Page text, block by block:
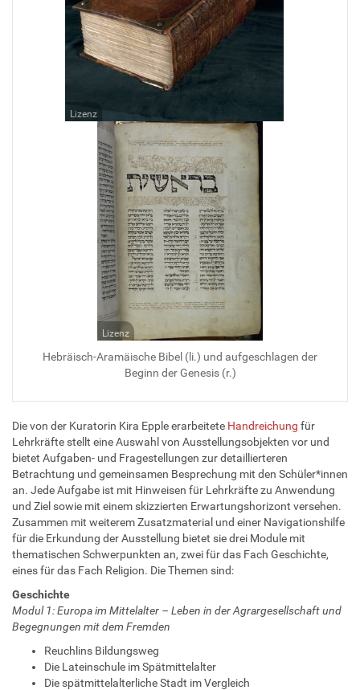
Lizenz
Lizenz
Hebräisch-Aramäische Bibel (li.) und aufgeschlagen der
Beginn der Genesis (r.)
Die von der Kuratorin Kira Epple erarbeitete Handreichung für
Lehrkräfte stellt eine Auswahl von Ausstellungsobjekten vor und
bietet Aufgaben- und Fragestellungen zur detaillierteren
Betrachtung und gemeinsamen Besprechung mit den Schüler*innen
an. Jede Aufgabe ist mit Hinweisen für Lehrkräfte zu Anwendung
und Ziel sowie mit einem skizzierten Erwartungshorizont versehen.
Zusammen mit weiterem Zusatzmaterial und einer Navigationshilfe
für die Erkundung der Ausstellung bietet sie drei Module mit
thematischen Schwerpunkten an, zwei für das Fach Geschichte,
eines für das Fach Religion. Die Themen sind:
Geschichte
Modul 1: Europa im Mittelalter – Leben in der Agrargesellschaft und
Begegnungen mit dem Fremden
Reuchlins Bildungsweg
Die Lateinschule im Spätmittelalter
Die spätmittelalterliche Stadt im Vergleich